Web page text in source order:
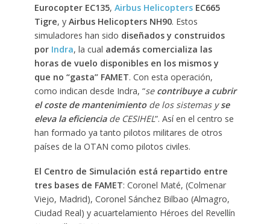
Eurocopter EC135, Airbus HelicoptersEC665
Tigre, y Airbus Helicopters NH90. Estos
simuladores han sido diseñados y construidos
por Indra, la cual además comercializa las
horas de vuelo disponibles en los mismos y
que no “gasta” FAMET. Con esta operación,
como indican desde Indra, “se contribuye a cubrir
el coste de mantenimientode los sistemas yse
eleva la eficienciade CESIHEL”. Así en el centro se
han formado ya tanto pilotos militares de otros
países de la OTAN como pilotos civiles.
El Centro de Simulación está repartido entre
tres bases de FAMET: Coronel Maté, (Colmenar
Viejo, Madrid), Coronel Sánchez Bilbao (Almagro,
Ciudad Real) y acuartelamiento Héroes del Revellín